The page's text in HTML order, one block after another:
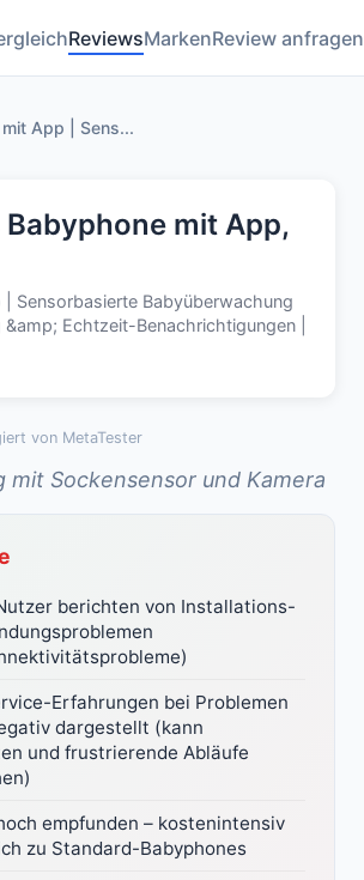
ReviewsMarkenReview anfragen
App | Sens...
mit App,
Sensorbasierte Babyüberwachung
Echtzeit-Benachrichtigungen |
von MetaTester
Sockensensor und Kamera
berichten von Installations-
Erfahrungen bei Problemen
dargestellt (kann
und frustrierende Abläufe
empfunden – kostenintensiv
zu Standard-Babyphones